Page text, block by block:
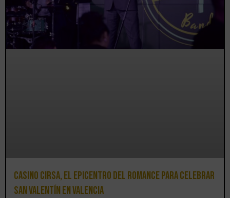
Casino CIRSA, el epicentro del romance para celebrar
San Valentín en Valencia